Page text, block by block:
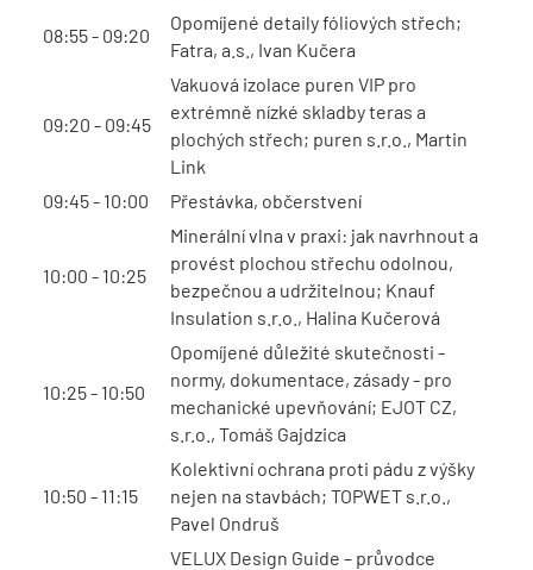
08:55 - 09:20
Opomíjené detaily fóliových střech;
Fatra, a.s., Ivan Kučera
09:20 - 09:45
Vakuová izolace puren VIP pro
extrémně nízké skladby teras a
plochých střech; puren s.r.o., Martin
Link
09:45 - 10:00
Přestávka, občerstvení
10:00 - 10:25
Minerální vlna v praxi: jak navrhnout a
provést plochou střechu odolnou,
bezpečnou a udržitelnou; Knauf
Insulation s.r.o., Halina Kučerová
10:25 - 10:50
Opomíjené důležité skutečnosti -
normy, dokumentace, zásady - pro
mechanické upevňování; EJOT CZ,
s.r.o., Tomáš Gajdzica
10:50 - 11:15
Kolektivní ochrana proti pádu z výšky
nejen na stavbách; TOPWET s.r.o.,
Pavel Ondruš
VELUX Design Guide – průvodce